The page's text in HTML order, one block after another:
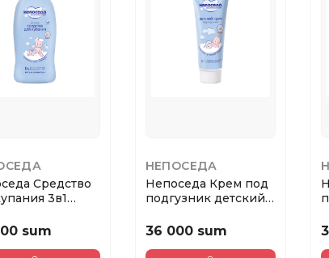
Средство
3в1
sum
НЕПОСЕДА
Непоседа Крем под
подгузник детский
36 000 sum